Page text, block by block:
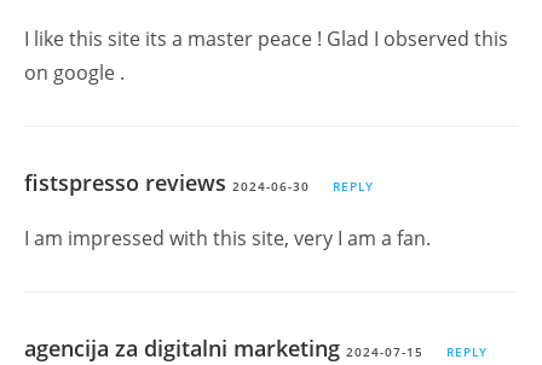
I like this site its a master peace ! Glad I observed this
on google .
fistspresso reviews 2024-06-30 REPLY
I am impressed with this site, very I am a fan.
agencija za digitalni marketing 2024-07-15 REPLY